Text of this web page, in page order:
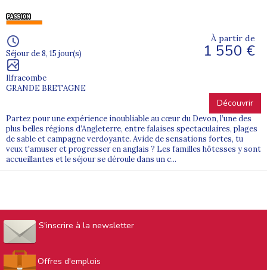
Séjour de 8, 15 jour(s)
Ilfracombe
GRANDE BRETAGNE
À partir de
1 550 €
Découvrir
Partez pour une expérience inoubliable au cœur du Devon, l’une des
plus belles régions d’Angleterre, entre falaises spectaculaires, plages
de sable et campagne verdoyante. Avide de sensations fortes, tu
veux t'amuser et progresser en anglais ? Les familles hôtesses y sont
accueillantes et le séjour se déroule dans un c...
S'inscrire à la newsletter
Offres d'emplois